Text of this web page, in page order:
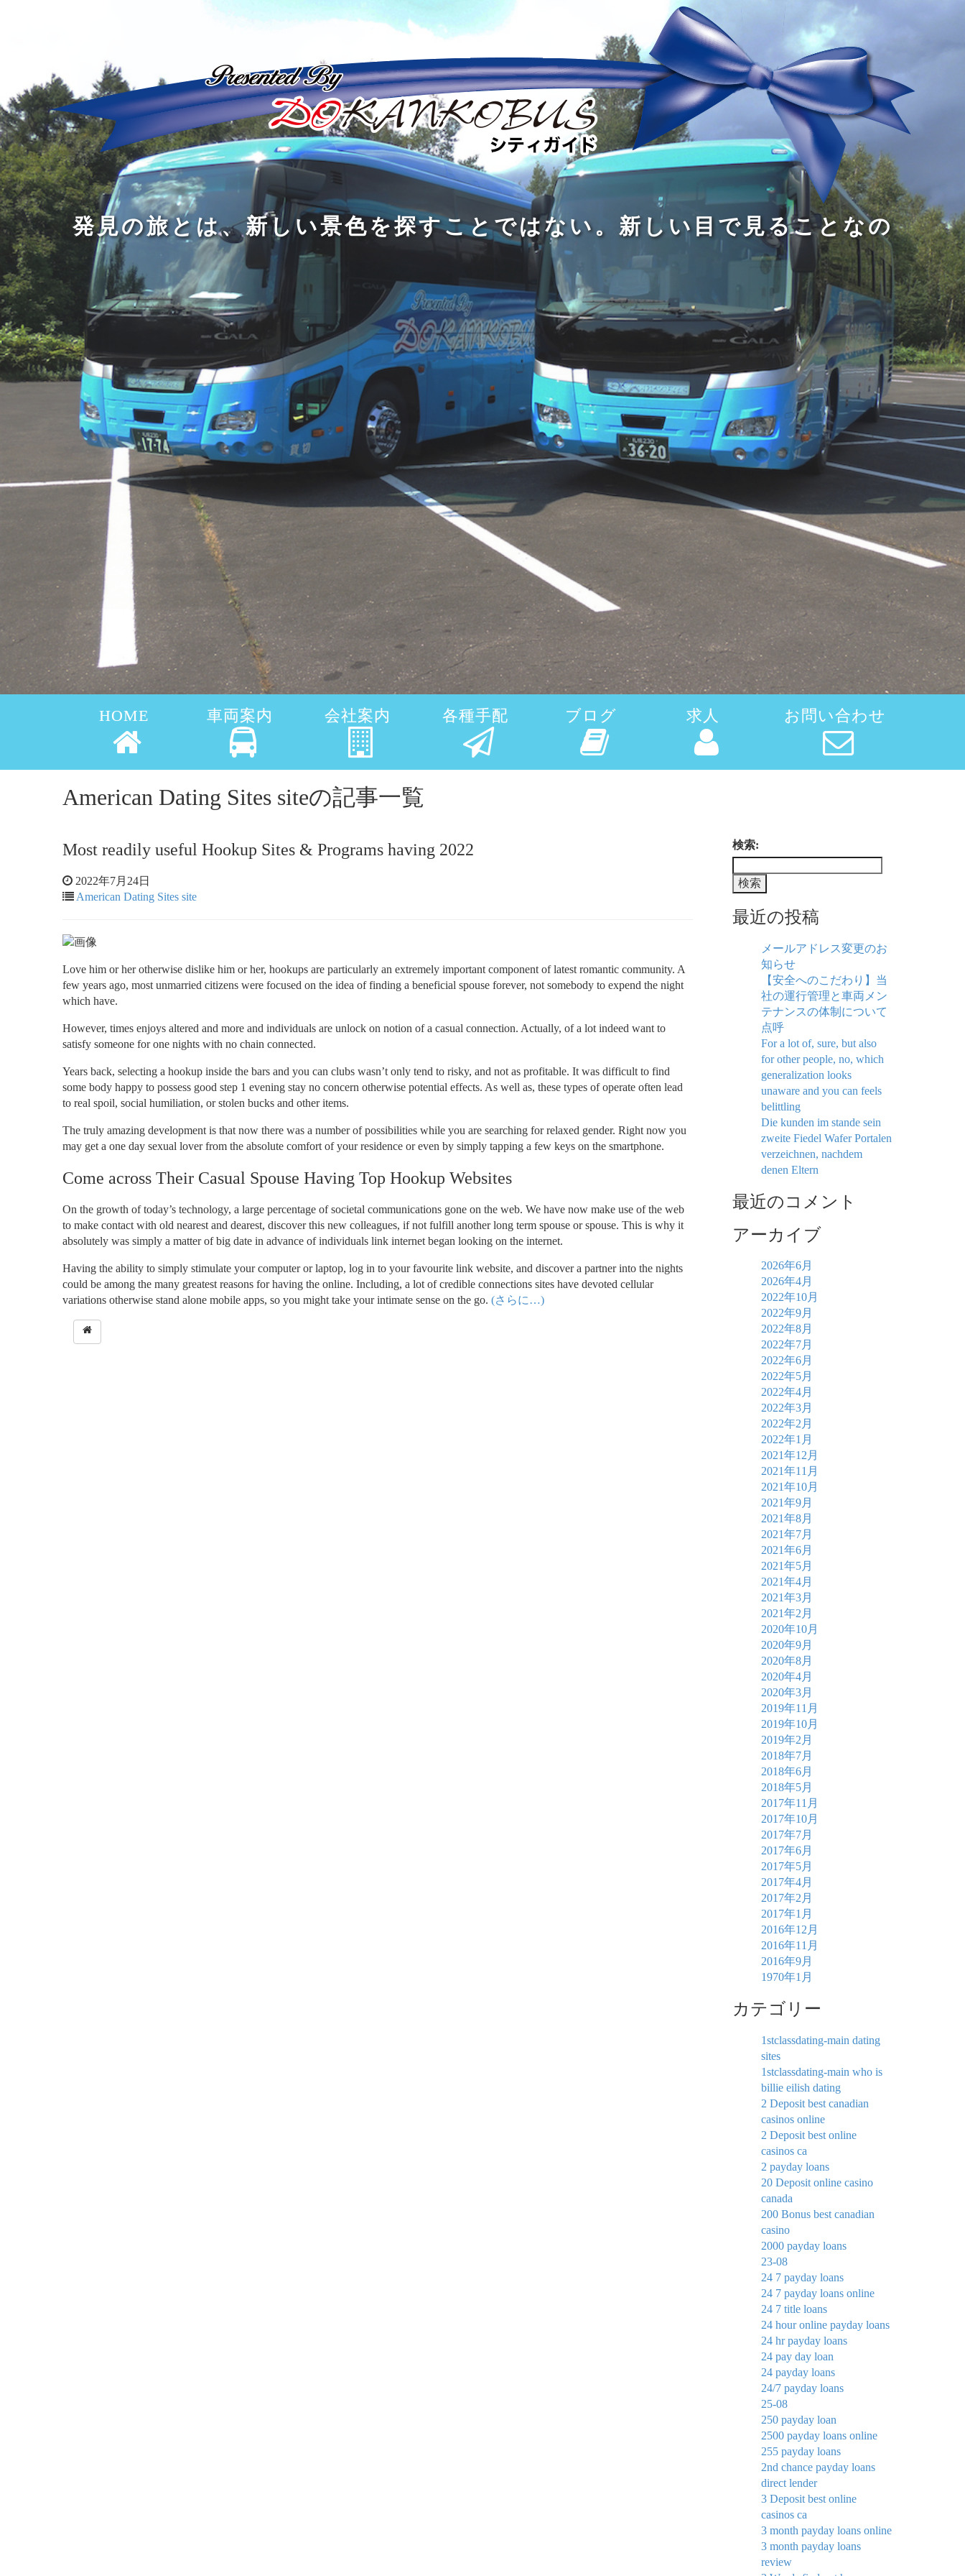
旅の過程にこそ価値があ る
発見の旅とは、新しい景色を探すことではない。 新し い目で見ることなのだ
人間の幅を広げるものは3つある。人と会い、本 を読み、旅をすることだ
私は旅をするために旅をす る
旅の過程にこそ価値があ る
どんなに洗練された大人の中にも、外に出たくてしょうがない小さな子供がいる
旅をするのは到着するためではなく、旅 をす るためである
旅は真の知識の大きな泉で ある
HOME 車両案内 会社案内 各種手配 ブログ 求人 お問い合わせ
American Dating Sites siteの記事一覧
Most readily useful Hookup Sites & Programs having 2022
2022年7月24日
American Dating Sites site
Love him or her otherwise dislike him or her, hookups are particularly an extremely important component of latest romantic community. A
few years ago, most unmarried citizens were focused on the idea of finding a beneficial spouse forever, not somebody to expend the night
which have.
However, times enjoys altered and more and individuals are unlock on notion of a casual connection. Actually, of a lot indeed want to
satisfy someone for one nights with no chain connected.
Years back, selecting a hookup inside the bars and you can clubs wasn’t only tend to risky, and not as profitable. It was difficult to find
some body happy to possess good step 1 evening stay no concern otherwise potential effects. As well as, these types of operate often lead
to real spoil, social humiliation, or stolen bucks and other items.
The truly amazing development is that now there was a number of possibilities while you are searching for relaxed gender. Right now you
may get a one day sexual lover from the absolute comfort of your residence or even by simply tapping a few keys on the smartphone.
Come across Their Casual Spouse Having Top Hookup Websites
On the growth of today’s technology, a large percentage of societal communications gone on the web. We have now make use of the web
to make contact with old nearest and dearest, discover this new colleagues, if not fulfill another long term spouse or spouse. This is why it
absolutely was simply a matter of big date in advance of individuals link internet began looking on the internet.
Having the ability to simply stimulate your computer or laptop, log in to your favourite link website, and discover a partner into the nights
could be among the many greatest reasons for having the online. Including, a lot of credible connections sites have devoted cellular
variations otherwise stand alone mobile apps, so you might take your intimate sense on the go. (さらに…)
検索:
最近の投稿
メールアドレス変更のお
知らせ
【安全へのこだわり】当
社の運行管理と車両メン
テナンスの体制について
点呼
For a lot of, sure, but also
for other people, no, which
generalization looks
unaware and you can feels
belittling
Die kunden im stande sein
zweite Fiedel Wafer Portalen
verzeichnen, nachdem
denen Eltern
最近のコメント
アーカイブ
2026年6月
2026年4月
2022年10月
2022年9月
2022年8月
2022年7月
2022年6月
2022年5月
2022年4月
2022年3月
2022年2月
2022年1月
2021年12月
2021年11月
2021年10月
2021年9月
2021年8月
2021年7月
2021年6月
2021年5月
2021年4月
2021年3月
2021年2月
2020年10月
2020年9月
2020年8月
2020年4月
2020年3月
2019年11月
2019年10月
2019年2月
2018年7月
2018年6月
2018年5月
2017年11月
2017年10月
2017年7月
2017年6月
2017年5月
2017年4月
2017年2月
2017年1月
2016年12月
2016年11月
2016年9月
1970年1月
カテゴリー
1stclassdating-main dating
sites
1stclassdating-main who is
billie eilish dating
2 Deposit best canadian
casinos online
2 Deposit best online
casinos ca
2 payday loans
20 Deposit online casino
canada
200 Bonus best canadian
casino
2000 payday loans
23-08
24 7 payday loans
24 7 payday loans online
24 7 title loans
24 hour online payday loans
24 hr payday loans
24 pay day loan
24 payday loans
24/7 payday loans
25-08
250 payday loan
2500 payday loans online
255 payday loans
2nd chance payday loans
direct lender
3 Deposit best online
casinos ca
3 month payday loans online
3 month payday loans
review